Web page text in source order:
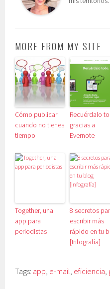
MORE FROM MY SITE
Cómo publicar
cuando no tienes
tiempo
Recuérdalo
gracias a
Evernote
Together, una
app para
periodistas
8 secretos
escribir más
rápido en tu
[Infografía]
Tags: app, e-mail, eficiencia,